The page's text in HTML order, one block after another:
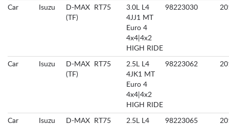
Car Isuzu
D-MAX
(TF)
RT75
3.0L L4
4JJ1 MT
Euro 4
4x4|4x2
HIGH RIDE
98223030
Car Isuzu
D-MAX
(TF)
RT75
2.5L L4
4JK1 MT
Euro 4
4x4|4x2
HIGH RIDE
98223062
Car Isuzu
D-MAX
RT75
2.5L L4
98223065